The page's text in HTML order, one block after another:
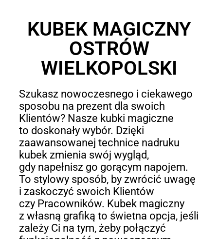
KUBEK MAGICZNY
OSTRÓW
WIELKOPOLSKI
Szukasz nowoczesnego i ciekawego
sposobu na prezent dla swoich
Klientów? Nasze kubki magiczne
to doskonały wybór. Dzięki
zaawansowanej technice nadruku
kubek zmienia swój wygląd,
gdy napełnisz go gorącym napojem.
To stylowy sposób, by zwrócić uwagę
i zaskoczyć swoich Klientów
czy Pracowników. Kubek magiczny
z własną grafiką to świetna opcja, jeśli
zależy Ci na tym, żeby połączyć